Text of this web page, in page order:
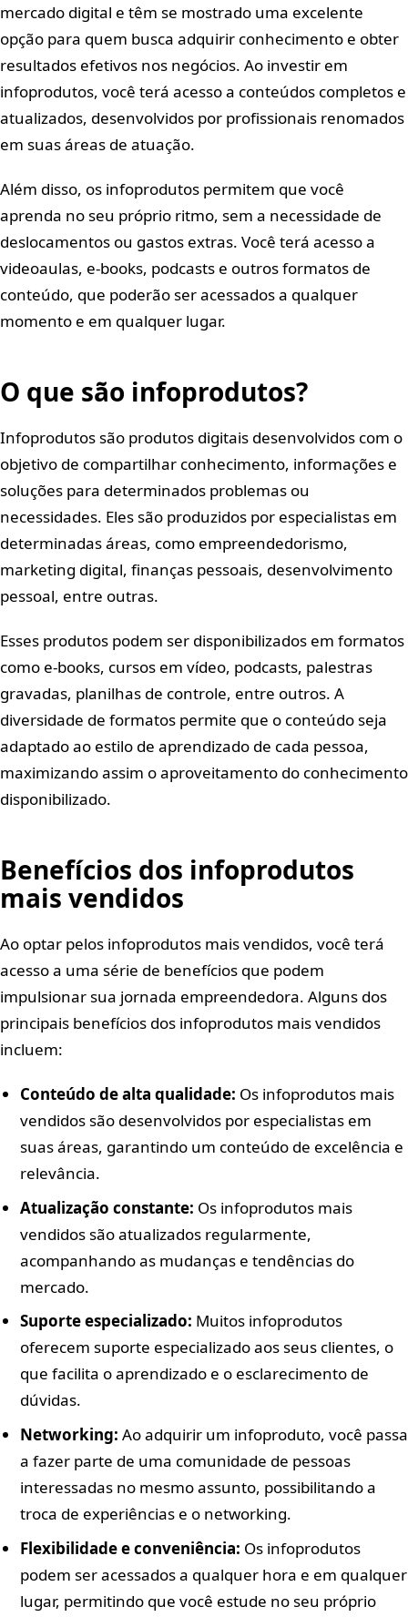
mercado digital e têm se mostrado uma excelente
opção para quem busca adquirir conhecimento e obter
resultados efetivos nos negócios. Ao investir em
infoprodutos, você terá acesso a conteúdos completos e
atualizados, desenvolvidos por profissionais renomados
em suas áreas de atuação.
Além disso, os infoprodutos permitem que você
aprenda no seu próprio ritmo, sem a necessidade de
deslocamentos ou gastos extras. Você terá acesso a
videoaulas, e-books, podcasts e outros formatos de
conteúdo, que poderão ser acessados a qualquer
momento e em qualquer lugar.
O que são infoprodutos?
Infoprodutos são produtos digitais desenvolvidos com o
objetivo de compartilhar conhecimento, informações e
soluções para determinados problemas ou
necessidades. Eles são produzidos por especialistas em
determinadas áreas, como empreendedorismo,
marketing digital, finanças pessoais, desenvolvimento
pessoal, entre outras.
Esses produtos podem ser disponibilizados em formatos
como e-books, cursos em vídeo, podcasts, palestras
gravadas, planilhas de controle, entre outros. A
diversidade de formatos permite que o conteúdo seja
adaptado ao estilo de aprendizado de cada pessoa,
maximizando assim o aproveitamento do conhecimento
disponibilizado.
Benefícios dos infoprodutos
mais vendidos
Ao optar pelos infoprodutos mais vendidos, você terá
acesso a uma série de benefícios que podem
impulsionar sua jornada empreendedora. Alguns dos
principais benefícios dos infoprodutos mais vendidos
incluem:
Conteúdo de alta qualidade: Os infoprodutos mais
vendidos são desenvolvidos por especialistas em
suas áreas, garantindo um conteúdo de excelência e
relevância.
Atualização constante: Os infoprodutos mais
vendidos são atualizados regularmente,
acompanhando as mudanças e tendências do
mercado.
Suporte especializado: Muitos infoprodutos
oferecem suporte especializado aos seus clientes, o
que facilita o aprendizado e o esclarecimento de
dúvidas.
Networking: Ao adquirir um infoproduto, você passa
a fazer parte de uma comunidade de pessoas
interessadas no mesmo assunto, possibilitando a
troca de experiências e o networking.
Flexibilidade e conveniência: Os infoprodutos
podem ser acessados a qualquer hora e em qualquer
lugar, permitindo que você estude no seu próprio